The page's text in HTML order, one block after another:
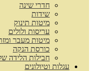
חדרי שינה
שידות
מיטות תינוק
עריסות ולולים
מיטות מעבר
כורסת הנקה
חבילות הלידה
עגלות וטיולונים